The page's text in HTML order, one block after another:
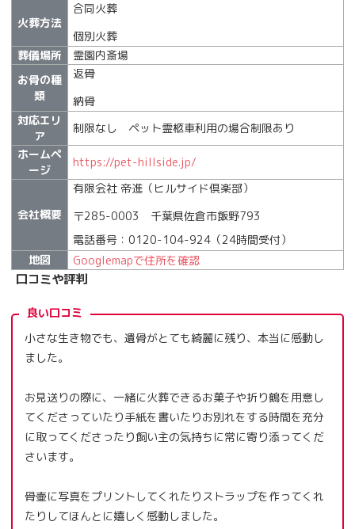
火葬方法
合同火葬
個別火葬
葬儀場所
霊園内斎場
お骨の種
類
返骨
納骨
対応エリ
ア
制限なし ペット霊柩車利用の場合制限あり
ホームペ
ージ
https://pet-hillside.jp/
会社概要
有限会社 帝進（ヒルサイド倶楽部）
〒285-0003 千葉県佐倉市飯野793
電話番号：0120-104-924（24時間受付）
地図
Googlemapで住所を確認
口コミや評判
良い口コミ
小さな生き物でも、遺骨がとても綺麗に残り、本当に感動し
ました。
お見送りの際に、一緒に火葬できるお菓子や折り鶴を用意し
てくださっていたり手紙を書いたりお別れをする時間を充分
に取ってくださったり飼い主の気持ちに常に寄り添ってくだ
さいます。
骨壷に写真をプリントしてくれたりストラップを作ってくれ
たりしてほんとに嬉しく感動しました。